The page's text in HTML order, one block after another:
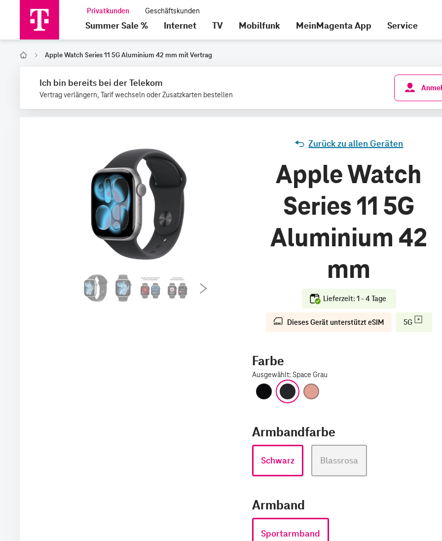
Summer Sale % Internet TV Mobilfunk MeinMagenta App Service
Home Apple Watch Series 11 5G Aluminium 42 mm mit Vertrag
Ich bin bereits bei der Telekom
Vertrag verlängern, Tarif wechseln oder Zusatzkarten bestellen
Zurück zu allen Geräten
Apple Watch
Series 11 5G
Aluminium 42
mm
Lieferzeit: 1 - 4 Tage
Dieses Gerät unterstützt eSIM 5G
Farbe
Ausgewählt: Space Grau
Diamantschwarz
Space Grau
Armbandfarbe
Schwarz Blassrosa
Armband
Sportarmband